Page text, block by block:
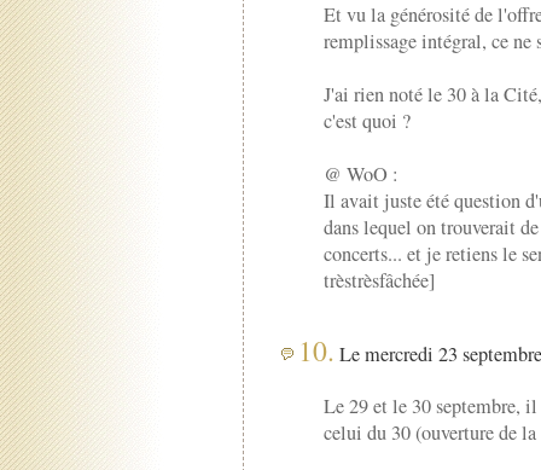
Et vu la générosité de
remplissage intégral, ce ne
J'ai rien noté le 30 à la
c'est quoi ?
@ WoO :
Il avait juste été question
dans lequel on trouverait
concerts... et je retiens le
trèstrèsfâchée]
10. Le mercredi 23
Le 29 et le 30 septembre,
celui du 30 (ouverture de